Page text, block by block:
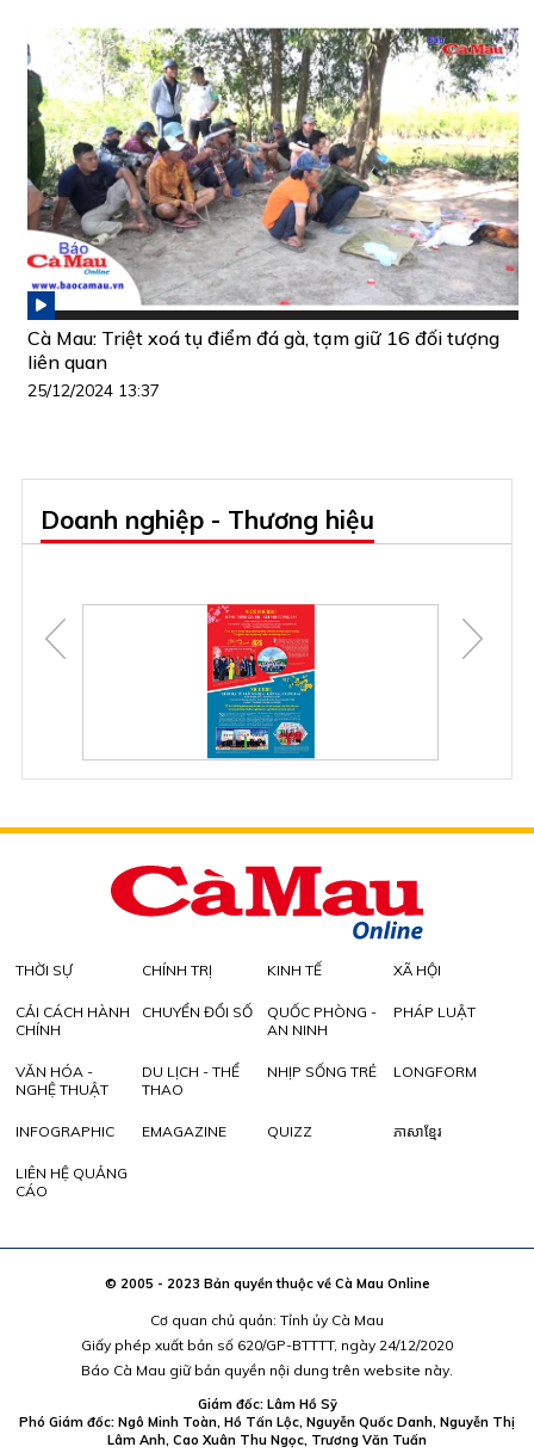
Cà Mau: Triệt xoá tụ điểm đá gà, tạm giữ 16 đối tượng
liên quan
25/12/2024 13:37
Doanh nghiệp - Thương hiệu
THỜI SỰ CHÍNH TRỊ KINH TẾ XÃ HỘI
CẢI CÁCH HÀNH
CHÍNH
CHUYỂN ĐỔI SỐ
QUỐC PHÒNG -
AN NINH
PHÁP LUẬT
VĂN HÓA -
NGHỆ THUẬT
DU LỊCH - THỂ
THAO
NHỊP SỐNG TRẺ LONGFORM
INFOGRAPHIC EMAGAZINE QUIZZ ភាសាខ្មែរ
LIÊN HỆ QUẢNG
CÁO
© 2005 - 2023 Bản quyền thuộc về Cà Mau Online
Cơ quan chủ quản: Tỉnh ủy Cà Mau
Giấy phép xuất bản số 620/GP-BTTTT, ngày 24/12/2020
Báo Cà Mau giữ bản quyền nội dung trên website này.
Giám đốc: Lâm Hồ Sỹ
Phó Giám đốc: Ngô Minh Toàn, Hồ Tấn Lộc, Nguyễn Quốc Danh, Nguyễn Thị
Lâm Anh, Cao Xuân Thu Ngọc, Trương Văn Tuấn